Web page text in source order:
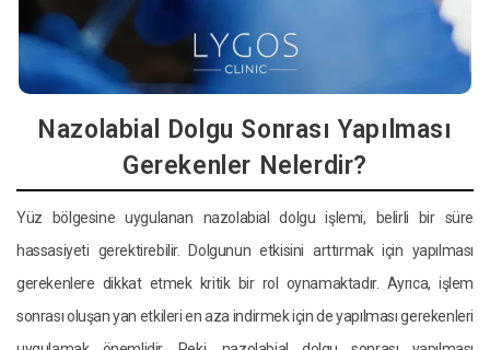
Nazolabial Dolgu Sonrası Yapılması
Gerekenler Nelerdir?
Yüz bölgesine uygulanan nazolabial dolgu işlemi, belirli bir süre
hassasiyeti gerektirebilir. Dolgunun etkisini arttırmak için yapılması
gerekenlere dikkat etmek kritik bir rol oynamaktadır. Ayrıca, işlem
sonrası oluşan yan etkileri en aza indirmek için de yapılması gerekenleri